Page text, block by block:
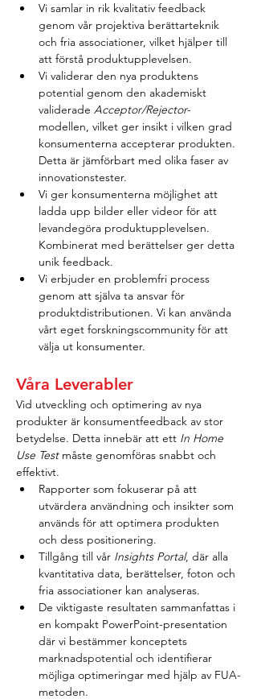
Vi samlar in rik kvalitativ feedback
genom vår projektiva berättarteknik
och fria associationer, vilket hjälper till
att förstå produktupplevelsen.
Vi validerar den nya produktens
potential genom den akademiskt
validerade Acceptor/Rejector-
modellen, vilket ger insikt i vilken grad
konsumenterna accepterar produkten.
Detta är jämförbart med olika faser av
innovationstester.
Vi ger konsumenterna möjlighet att
ladda upp bilder eller videor för att
levandegöra produktupplevelsen.
Kombinerat med berättelser ger detta
unik feedback.
Vi erbjuder en problemfri process
genom att själva ta ansvar för
produktdistributionen. Vi kan använda
vårt eget forskningscommunity för att
välja ut konsumenter.
Våra Leverabler
Vid utveckling och optimering av nya
produkter är konsumentfeedback av stor
betydelse. Detta innebär att ett In Home
Use Test måste genomföras snabbt och
effektivt.
Rapporter som fokuserar på att
utvärdera användning och insikter som
används för att optimera produkten
och dess positionering.
Tillgång till vår Insights Portal, där alla
kvantitativa data, berättelser, foton och
fria associationer kan analyseras.
De viktigaste resultaten sammanfattas i
en kompakt PowerPoint-presentation
där vi bestämmer konceptets
marknadspotential och identifierar
möjliga optimeringar med hjälp av FUA-
metoden.